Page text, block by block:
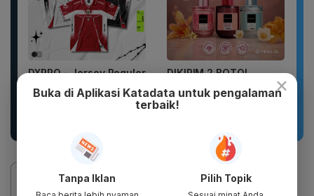
DXPRO - Jersey Reguler
Indonesia Collection
DIKIRIM 2 BOTOL
PARFUM WANITA
PARFUM PRIA WANGI
×
Buka di Aplikasi Katadata untuk pengalaman
terbaik!
Tanpa Iklan Pilih Topik